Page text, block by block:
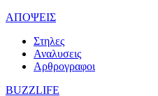
ΑΠΟΨΕΙΣ
Στηλες
Αναλυσεις
Αρθρογραφοι
BUZZLIFE